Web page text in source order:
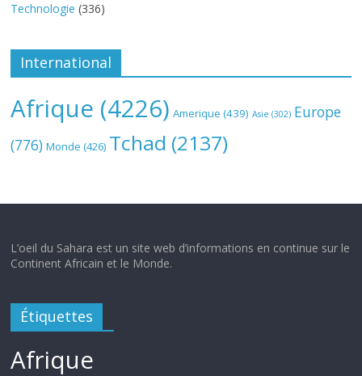
Technologie (336)
International
Afrique (4226) Amerique (439) Asie (302) Europe
(776) Monde (426) Tchad (2137)
L’oeil du Sahara est un site web d’informations en continue sur le
Continent Africain et le Monde.
Étiquettes
Afrique